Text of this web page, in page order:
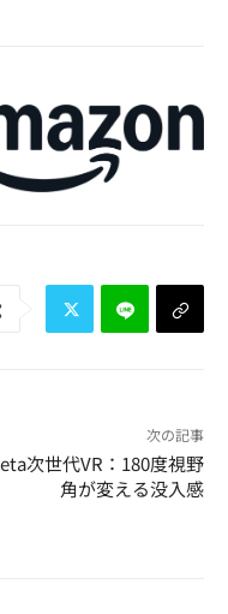
次の記事
次世代VR：180度視野
角が変える没入感